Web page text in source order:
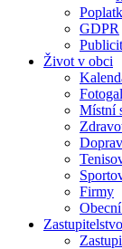
GDPR
Život v obci
Místní
Firmy
Zastupitelstvo